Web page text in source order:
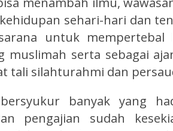
sehari-hari dan
untuk mempertebal
muslimah serta sebagai
tali silahturahmi dan
bersyukur banyak yang
pengajian sudah